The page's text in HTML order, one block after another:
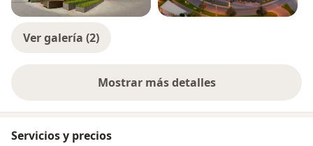
Ver galería (2)
Mostrar más detalles
sobre la experiencia
Servicios y precios